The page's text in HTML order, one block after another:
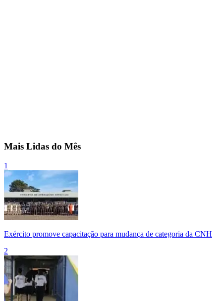
Mais Lidas do Mês
1
Exército promove capacitação para mudança de categoria da CNH
2